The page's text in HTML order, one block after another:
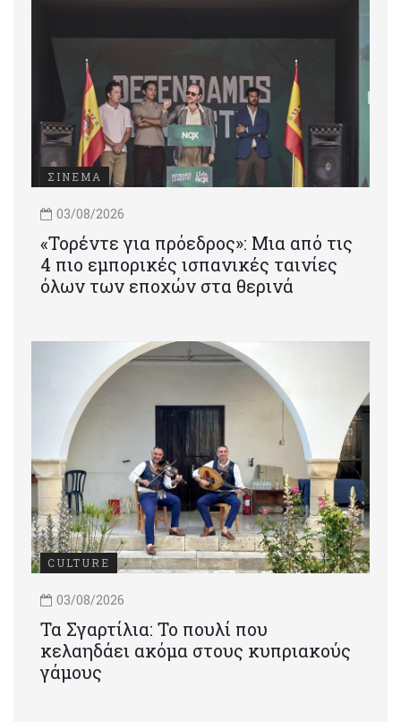
ΣΙΝΕΜΑ
03/08/2026
«Τορέντε για πρόεδρος»: Mια από τις
4 πιο εμπορικές ισπανικές ταινίες
όλων των εποχών στα θερινά
CULTURE
03/08/2026
Τα Σγαρτίλια: Το πουλί που
κελαηδάει ακόμα στους κυπριακούς
γάμους